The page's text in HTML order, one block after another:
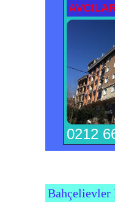
0212
Bahçelievler